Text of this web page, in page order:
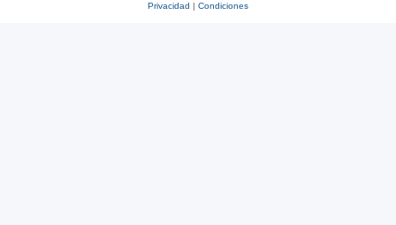
Privacidad | Condiciones